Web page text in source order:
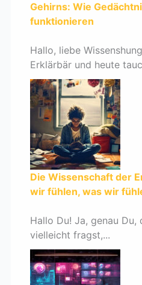
Gehirns: Wie
funktionieren
Hallo, liebe
Erklärbär und heute
Die Wissenschaft der
wir fühlen, was wir
Hallo Du! Ja, genau Du,
vielleicht fragst,...